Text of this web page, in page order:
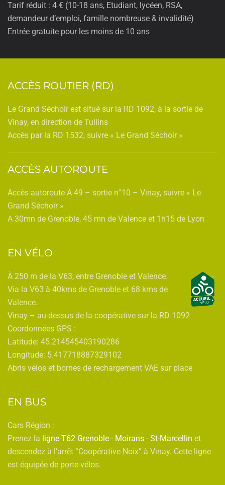
Tarif réduit : 4 € (10-18 ans, Etudiant, lycéen, RSA,
demandeur d’emploi, famille nombreuse & invalidité)
Entrée gratuite pour les moins de 10 ans
ACCÈS ROUTIER (RD)
Le Grand Séchoir est situé sur la RD 1092, à la sortie de
Vinay, en direction de Tullins
Accès par la RD 1532, suivre « Le Grand Séchoir »
ACCÈS AUTOROUTE
Accès autoroute A 49 – sortie n°10 – Vinay, suivre « Le
Grand Séchoir »
A 30mn de Grenoble, 45 mn de Valence et 1h15 de Lyon
EN VÉLO
À 250 m de la V63, entre Grenoble et Valence.
Via la V63 à 40kms de Grenoble et 68 kms de
Valence.
Vinay – au-dessus de la coopérative sur la RD 1092
Coordonnées GPS :
Latitude: 45.214545403190286
Longitude: 5.417718887329102
Abris vélos et bornes de rechargement VAE sur place
EN BUS
Cars Région :
Prenez la ligne T62 Grenoble - Moirans - St-Marcellin et
descendez à l’arrêt “Coopérative Noix” à Vinay. Cette ligne
est équipée de porte-vélos.